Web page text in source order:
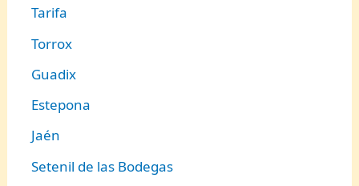
Tarifa
Torrox
Guadix
Estepona
Jaén
Setenil de las Bodegas